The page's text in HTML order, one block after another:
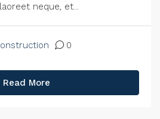
neque, et...
0
Read More